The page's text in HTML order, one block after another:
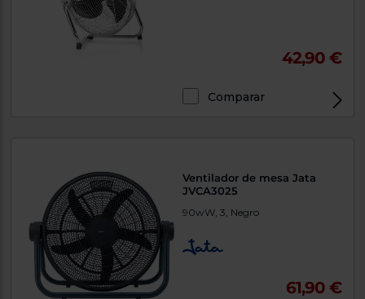
42,90 €
Comparar
Ventilador de mesa Jata
JVCA3025
90wW, 3, Negro
61,90 €